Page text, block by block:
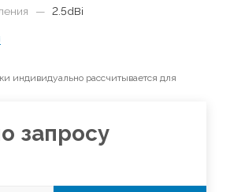
— 2.5dBi
индивидуально рассчитывается для
запросу